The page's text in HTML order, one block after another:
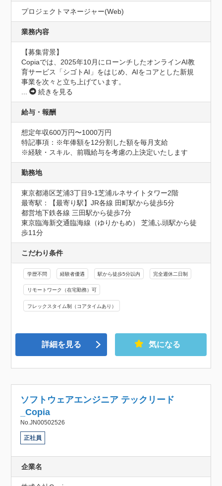
プロジェクトマネージャー(Web)
業務内容
【募集背景】
Copiaでは、2025年10月にローンチしたオンラインAI教
育サービス「シゴトAI」をはじめ、AIをコアとした新規
事業を次々と立ち上げています。
...
続きを見る
給与・報酬
想定年収600万円〜1000万円
特記事項：※年俸額を12分割した額を毎月支給
※経験・スキル、前職給与を考慮の上決定いたします
勤務地
東京都港区芝浦3丁目9-1芝浦ルネサイトタワー2階
最寄駅：【最寄り駅】JR各線 田町駅から徒歩5分
都営地下鉄各線 三田駅から徒歩7分
東京臨海新交通臨海線（ゆりかもめ） 芝浦ふ頭駅から徒
歩11分
こだわり条件
学歴不問 経験者優遇 駅から徒歩5分以内 完全週休二日制
リモートワーク（在宅勤務）可
フレックスタイム制（コアタイムあり）
詳細を見る 気になる
ソフトウェアエンジニア テックリード
_Copia
No.JN00502526
正社員
企業名